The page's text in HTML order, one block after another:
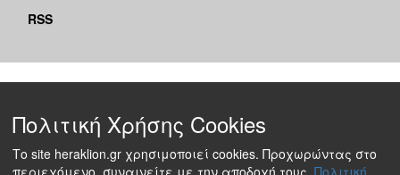
RSS
Πολιτική Χρήσης Cookies
Το site heraklion.gr χρησιμοποιεί cookies. Προχωρώντας στο
περιεχόμενο, συναινείτε με την αποδοχή τους. Πολιτική